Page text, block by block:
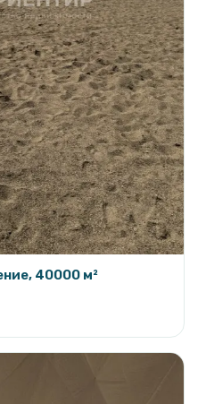
для семейного
как взрослых, так и
через
продуктов и
и
перспективы и
туристов,
отдых в гармонии
40000 м²